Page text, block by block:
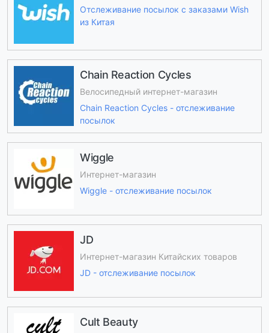
Отслеживание посылок с заказами Wish
из Китая
Chain Reaction Cycles
Велосипедный интернет-магазин
Chain Reaction Cycles - отслеживание
посылок
Wiggle
Интернет-магазин
Wiggle - отслеживание посылок
JD
Интернет-магазин Китайских товаров
JD - отслеживание посылок
Cult Beauty